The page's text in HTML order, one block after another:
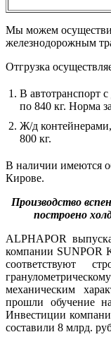
Мы можем
железнодорожным
Отгрузка
В автотранспорт
по 840 кг. Норма
Ж/д
800 кг.
В наличии имеются
Кирове.
Производство
построено
ALPHAPOR
компании SUNPOR
соответствуют
механическим
прошли обучение
Инвестиции
составили 8 млрд.